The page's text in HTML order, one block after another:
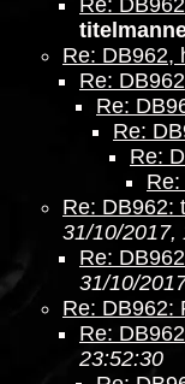
Re:
Re: DB962,
Re:
Re:
Re:
Re:
Re: DB962:
31/10/2017,
Re:
31/10/
Re: DB962:
Re:
23:52:30